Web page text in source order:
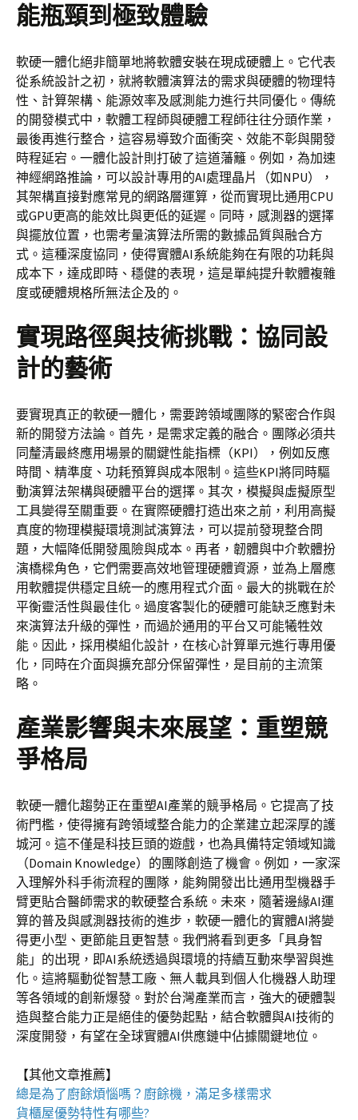
能瓶頸到極致體驗
軟硬一體化絕非簡單地將軟體安裝在現成硬體上。它代表
從系統設計之初，就將軟體演算法的需求與硬體的物理特
性、計算架構、能源效率及感測能力進行共同優化。傳統
的開發模式中，軟體工程師與硬體工程師往往分頭作業，
最後再進行整合，這容易導致介面衝突、效能不彰與開發
時程延宕。一體化設計則打破了這道藩籬。例如，為加速
神經網路推論，可以設計專用的AI處理晶片（如NPU），
其架構直接對應常見的網路層運算，從而實現比通用CPU
或GPU更高的能效比與更低的延遲。同時，感測器的選擇
與擺放位置，也需考量演算法所需的數據品質與融合方
式。這種深度協同，使得實體AI系統能夠在有限的功耗與
成本下，達成即時、穩健的表現，這是單純提升軟體複雜
度或硬體規格所無法企及的。
實現路徑與技術挑戰：協同設
計的藝術
要實現真正的軟硬一體化，需要跨領域團隊的緊密合作與
新的開發方法論。首先，是需求定義的融合。團隊必須共
同釐清最終應用場景的關鍵性能指標（KPI），例如反應
時間、精準度、功耗預算與成本限制。這些KPI將同時驅
動演算法架構與硬體平台的選擇。其次，模擬與虛擬原型
工具變得至關重要。在實際硬體打造出來之前，利用高擬
真度的物理模擬環境測試演算法，可以提前發現整合問
題，大幅降低開發風險與成本。再者，韌體與中介軟體扮
演橋樑角色，它們需要高效地管理硬體資源，並為上層應
用軟體提供穩定且統一的應用程式介面。最大的挑戰在於
平衡靈活性與最佳化。過度客製化的硬體可能缺乏應對未
來演算法升級的彈性，而過於通用的平台又可能犧牲效
能。因此，採用模組化設計，在核心計算單元進行專用優
化，同時在介面與擴充部分保留彈性，是目前的主流策
略。
產業影響與未來展望：重塑競
爭格局
軟硬一體化趨勢正在重塑AI產業的競爭格局。它提高了技
術門檻，使得擁有跨領域整合能力的企業建立起深厚的護
城河。這不僅是科技巨頭的遊戲，也為具備特定領域知識
（Domain Knowledge）的團隊創造了機會。例如，一家深
入理解外科手術流程的團隊，能夠開發出比通用型機器手
臂更貼合醫師需求的軟硬整合系統。未來，隨著邊緣AI運
算的普及與感測器技術的進步，軟硬一體化的實體AI將變
得更小型、更節能且更智慧。我們將看到更多「具身智
能」的出現，即AI系統透過與環境的持續互動來學習與進
化。這將驅動從智慧工廠、無人載具到個人化機器人助理
等各領域的創新爆發。對於台灣產業而言，強大的硬體製
造與整合能力正是絕佳的優勢起點，結合軟體與AI技術的
深度開發，有望在全球實體AI供應鏈中佔據關鍵地位。
【其他文章推薦】
總是為了廚餘煩惱嗎？ 廚餘機 ，滿足多樣需求
貨櫃屋優勢特性有哪些?